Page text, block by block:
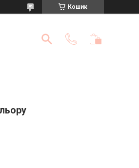
Кошик